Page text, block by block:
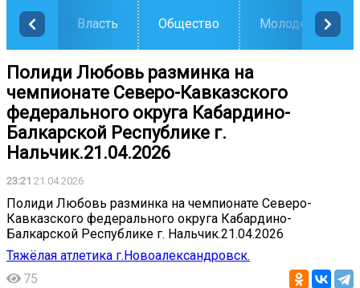
Власть Общество Молодежь
Полиди Любовь разминка на
чемпионате Северо-Кавказского
федерального округа Кабардино-
Балкарской Республике г.
Нальчик.21.04.2026
23:21 21.04.2026
Полиди Любовь разминка на чемпионате Северо-
Кавказского федерального округа Кабардино-
Балкарской Республике г. Нальчик.21.04.2026
Тяжёлая атлетика г.Новоалександровск.
75